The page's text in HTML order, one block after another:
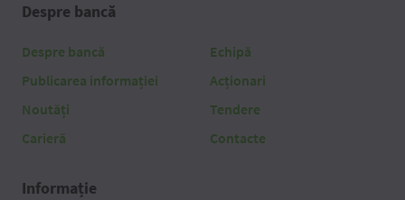
Despre bancă
Despre bancă
Publicarea informației
Noutăți
Carieră
Echipă
Acționari
Tendere
Contacte
Informație